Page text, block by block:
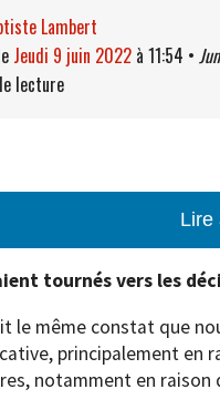
Lambert
jeudi 9 juin 2022 à 11:54 •
lecture
Lire
tournés vers les
le même constat que
principalement en
notamment en raison